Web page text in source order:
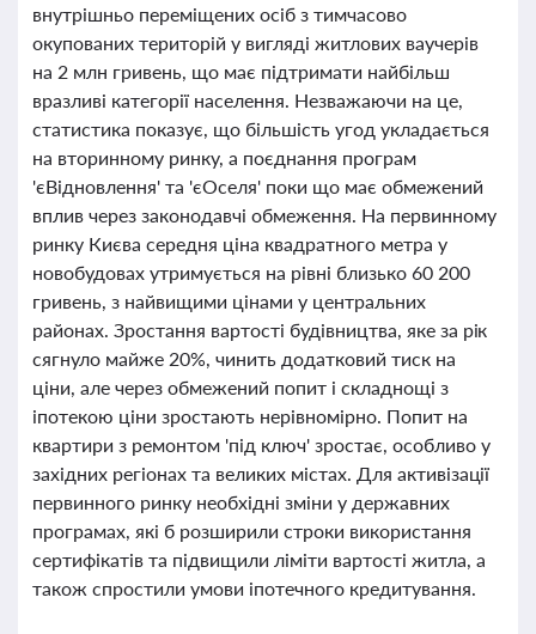
внутрішньо переміщених осіб з тимчасово
окупованих територій у вигляді житлових ваучерів
на 2 млн гривень, що має підтримати найбільш
вразливі категорії населення. Незважаючи на це,
статистика показує, що більшість угод укладається
на вторинному ринку, а поєднання програм
'єВідновлення' та 'єОселя' поки що має обмежений
вплив через законодавчі обмеження. На первинному
ринку Києва середня ціна квадратного метра у
новобудовах утримується на рівні близько 60 200
гривень, з найвищими цінами у центральних
районах. Зростання вартості будівництва, яке за рік
сягнуло майже 20%, чинить додатковий тиск на
ціни, але через обмежений попит і складнощі з
іпотекою ціни зростають нерівномірно. Попит на
квартири з ремонтом 'під ключ' зростає, особливо у
західних регіонах та великих містах. Для активізації
первинного ринку необхідні зміни у державних
програмах, які б розширили строки використання
сертифікатів та підвищили ліміти вартості житла, а
також спростили умови іпотечного кредитування.